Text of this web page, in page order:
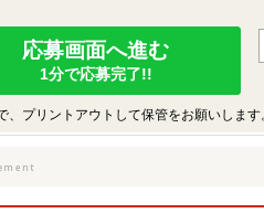
応募画面へ進む
1分で応募完了!!
プリントアウトして保管をお願いします